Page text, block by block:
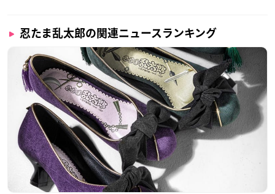
忍たま乱太郎の関連ニュースランキング